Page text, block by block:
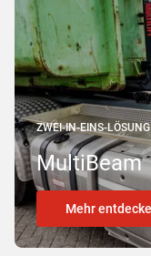
ZWEI-IN-EINS-LÖSUNG
MultiBeam
Mehr